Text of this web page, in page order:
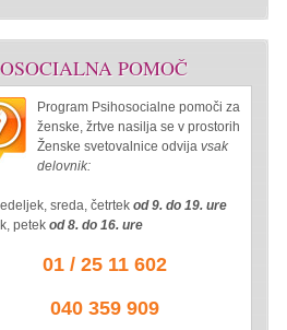
POMOČ
Program Psihosocialne pomoči za
ženske, žrtve nasilja se v prostorih
Ženske svetovalnice odvija vsak
delovnik:
sreda, četrtek od 9. do 19. ure
petek od 8. do 16. ure
01 / 25 11 602
040 359 909